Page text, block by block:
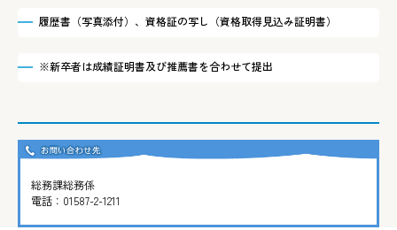
履歴書（写真添付）、資格証の写し（資格取得見込み証明書）
※新卒者は成績証明書及び推薦書を合わせて提出
総務課総務係
電話： 01587-2-1211